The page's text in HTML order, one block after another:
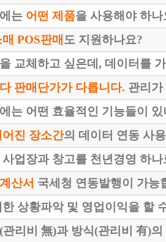
에는 어떤 제품을 사용해야 하나
POS판매 도 지원하나요?
교체하고 싶은데, 데이터를
판매단가가 다릅니다. 관리가
는 어떤 효율적인 기능들이 있
진 장소간의 데이터 연동 사
업장과 창고를 천년경영 하
산서 국세청 연동발행이 가능
상황파악 및 영업이익을 할
관리비 無)과 방식(관리비 有)